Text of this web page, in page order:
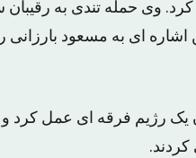
کرد. وی حمله تندی به
اشاره ای به مسعود
رژیم فرقه ای عمل کرد و
کردند.